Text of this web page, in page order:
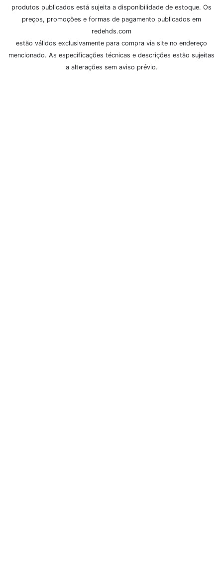
produtos publicados está sujeita a disponibilidade de estoque. Os
preços, promoções e formas de pagamento publicados em
redehds.com
estão válidos exclusivamente para compra via site no endereço
mencionado. As especificações técnicas e descrições estão sujeitas
a alterações sem aviso prévio.